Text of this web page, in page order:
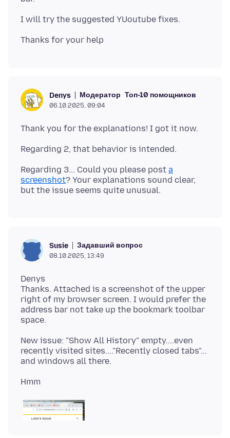
Denys Модератор Топ-10 помощников
06.10.2025, 09:04
Regarding 3... Could you please post a
screenshot? Your explanations sound clear,
Susie Задавший вопрос
08.10.2025, 13:49
Denys
Thanks. Attached is a screenshot of the upper
right of my browser screen. I would prefer the
address bar not take up the bookmark toolbar
New issue: "Show All History" empty....even
recently visited sites...."Recently closed tabs"...